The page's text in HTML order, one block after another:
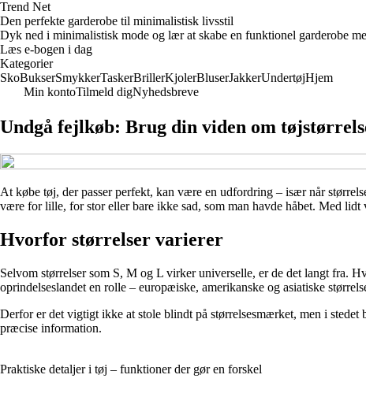
Trend Net
Den perfekte garderobe til minimalistisk livsstil
Dyk ned i minimalistisk mode og lær at skabe en funktionel garderobe
Læs e-bogen i dag
Kategorier
SkoBukserSmykkerTaskerBrillerKjolerBluserJakkerUndertøjHjem
Min kontoTilmeld digNyhedsbreve
Undgå fejlkøb: Brug din viden om
At købe tøj, der passer perfekt, kan være en udfordring – især når
være for lille, for stor eller bare ikke sad, som man havde håbet. Med
Hvorfor størrelser varierer
Selvom størrelser som S, M og L virker universelle, er de det langt fra.
oprindelseslandet en rolle – europæiske, amerikanske og asiatiske
Derfor er det vigtigt ikke at stole blindt på størrelsesmærket, men i
præcise information.
Praktiske detaljer i tøj – funktioner der gør en forskel